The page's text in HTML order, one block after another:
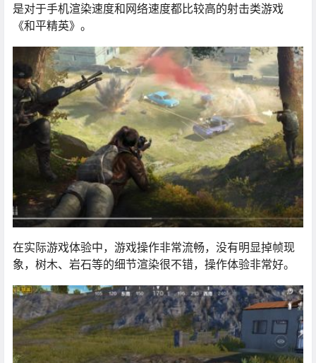
是对于手机渲染速度和网络速度都比较高的射击类游戏
《和平精英》。
在实际游戏体验中，游戏操作非常流畅，没有明显掉帧现
象，树木、岩石等的细节渲染很不错，操作体验非常好。